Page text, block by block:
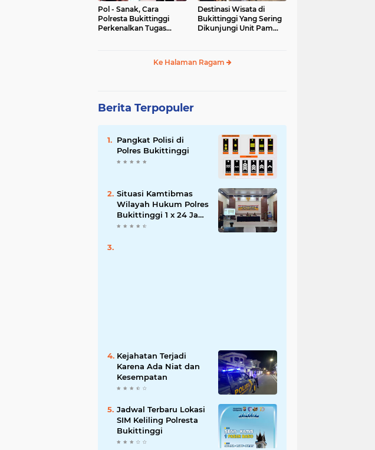
Pol - Sanak, Cara
Polresta Bukittinggi
Perkenalkan Tugas
Destinasi Wisata di
Bukittinggi Yang Sering
Dikunjungi Unit Pam
Ke Halaman Ragam
Berita Terpopuler
Pangkat Polisi di
Polres Bukittinggi
Situasi Kamtibmas
Wilayah Hukum Polres
Bukittinggi 1 x 24 Jam
Senin 27 Juni 2022
Kejahatan Terjadi
Karena Ada Niat dan
Kesempatan
Jadwal Terbaru Lokasi
SIM Keliling Polresta
Bukittinggi